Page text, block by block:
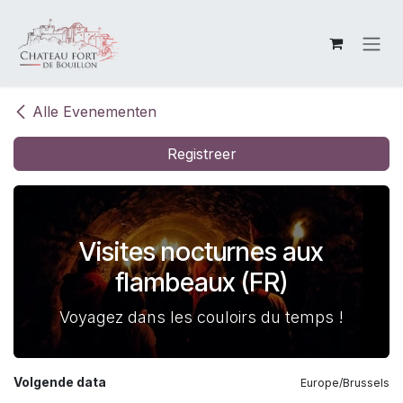
Alle Evenementen
Registreer
Visites nocturnes aux
flambeaux (FR)
Voyagez dans les couloirs du temps !
Volgende data Europe/Brussels